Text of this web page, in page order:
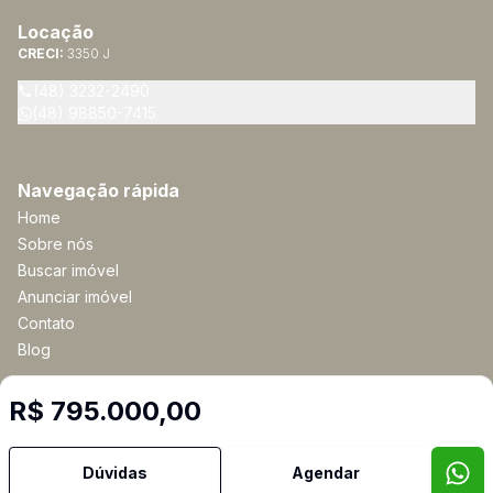
R$ 795.000,00
Dúvidas Agendar
Locação
CRECI: 3350 J
Navegação rápida
Home
Sobre nós
Buscar imóvel
Anunciar imóvel
Contato
Blog
Selo de Tecnologia Loft